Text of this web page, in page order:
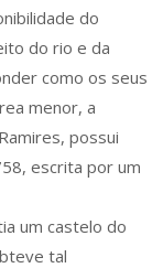
do
do rio e da
como os seus
menor, a
possui
escrita por um
um castelo do
tal